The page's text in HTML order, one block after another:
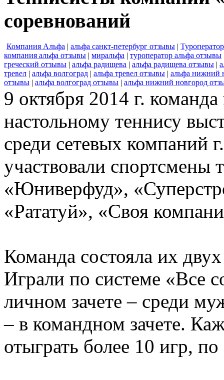
соревнований
Компания Альфа | альфа санкт-петербург отзывы |
компания альфа отзывы | миральфа | туроператор альфа отзывы
греческий отзывы | альфа радищева | альфа радищева отзывы |
тревел | альфа волгоград | альфа тревел отзывы | альфа нижний
отзывы | альфа волгоград отзывы | альфа нижний новгород
9 октября 2014 г.
настольному теннису
среди сетевых компаний
участвовали спортсмены
«Юниверфуд»,
«Рататуй», «Своя
Команда состояла их
Играли по системе «Все
личном зачете – среди
– в командном зачете.
отыграть более 10 игр,